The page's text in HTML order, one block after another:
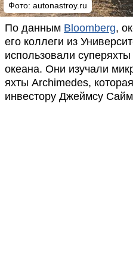
Фото: autonastroy.ru
По данным Bloomberg,
его коллеги из
использовали
океана. Они изучали
яхты Archimedes,
инвестору Джеймсу